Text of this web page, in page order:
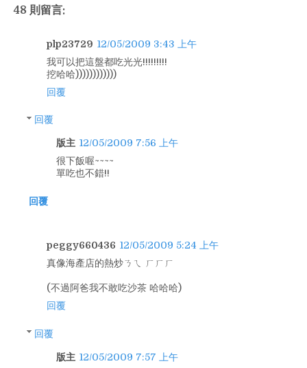
48 則留言:
plp23729 12/05/2009 3:43 上午
我可以把這盤都吃光光!!!!!!!!!
挖哈哈))))))))))))
回覆
回覆
版主 12/05/2009 7:56 上午
很下飯喔~~~~
單吃也不錯!!
回覆
peggy660436 12/05/2009 5:24 上午
真像海產店的熱炒ㄋㄟ ㄏㄏㄏ
(不過阿爸我不敢吃沙茶 哈哈哈)
回覆
回覆
版主 12/05/2009 7:57 上午